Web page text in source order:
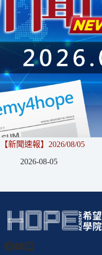
【新聞速報】2026/08/05
2026-08-05